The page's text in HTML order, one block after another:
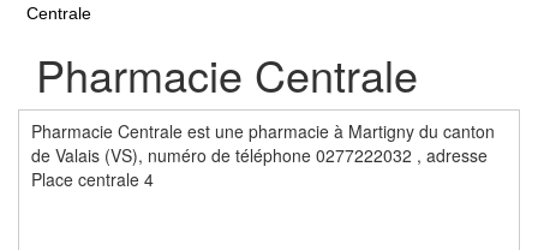
Centrale
Pharmacie Centrale
Pharmacie Centrale est une pharmacie à Martigny du canton
de Valais (VS), numéro de téléphone 0277222032 , adresse
Place centrale 4